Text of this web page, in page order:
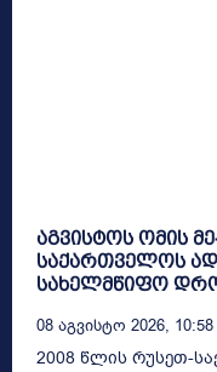
აგვისტოს ომის
საქართველოს
სახელმწიფო
08 Აგვისტო 2026, 10:58
2008 წლის რუსეთ-